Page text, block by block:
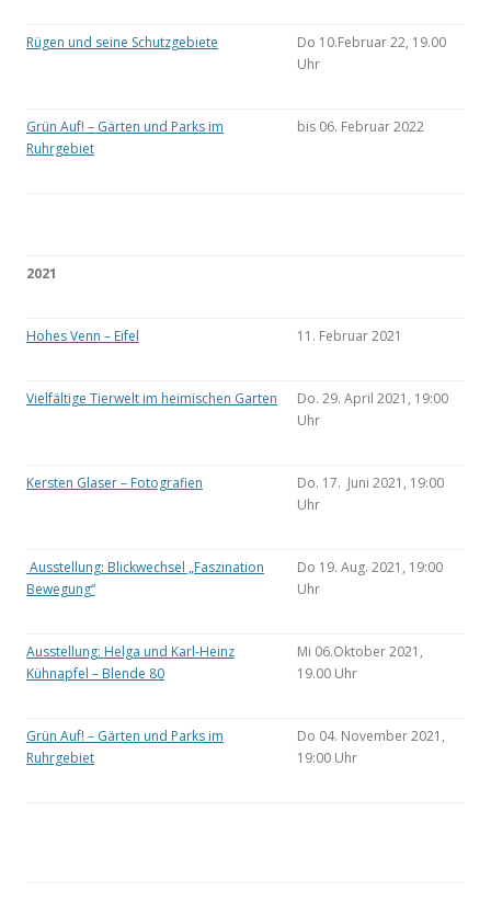
Rügen und seine Schutzgebiete
Do 10.Februar 22, 19.00
Uhr
Grün Auf! – Gärten und Parks im
Ruhrgebiet
bis 06. Februar 2022
2021
Hohes Venn – Eifel 11. Februar 2021
Vielfältige Tierwelt im heimischen Garten
Do. 29. April 2021, 19:00
Uhr
Kersten Glaser – Fotografien
Do. 17. Juni 2021, 19:00
Uhr
Ausstellung: Blickwechsel „Faszination
Bewegung“
Do 19. Aug. 2021, 19:00
Uhr
Ausstellung: Helga und Karl-Heinz
Kühnapfel – Blende 80
Mi 06.Oktober 2021,
19.00 Uhr
Grün Auf! – Gärten und Parks im
Ruhrgebiet
Do 04. November 2021,
19:00 Uhr